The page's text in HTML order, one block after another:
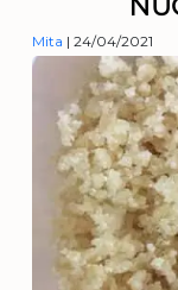
Mita | 24/04/2021